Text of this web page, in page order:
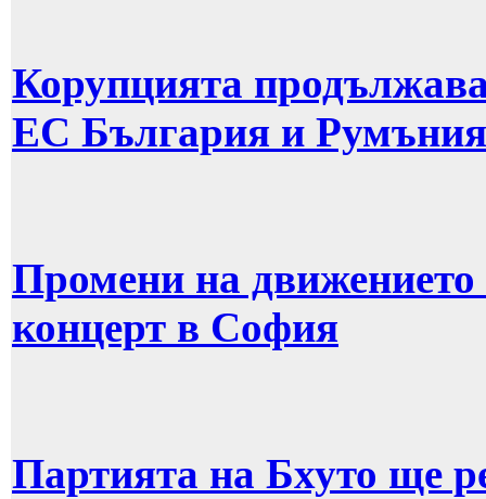
Корупцията
ЕС България и Румъния
Промени на
концерт в София
Партията на Бхуто ще